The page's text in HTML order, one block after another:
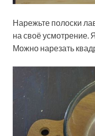
Нарежьте полоски
на своё усмотрение.
Можно нарезать